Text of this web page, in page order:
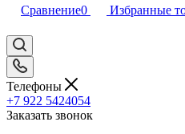
Сравнение0 Избранные
Телефоны
+7 922 5424054
Заказать звонок